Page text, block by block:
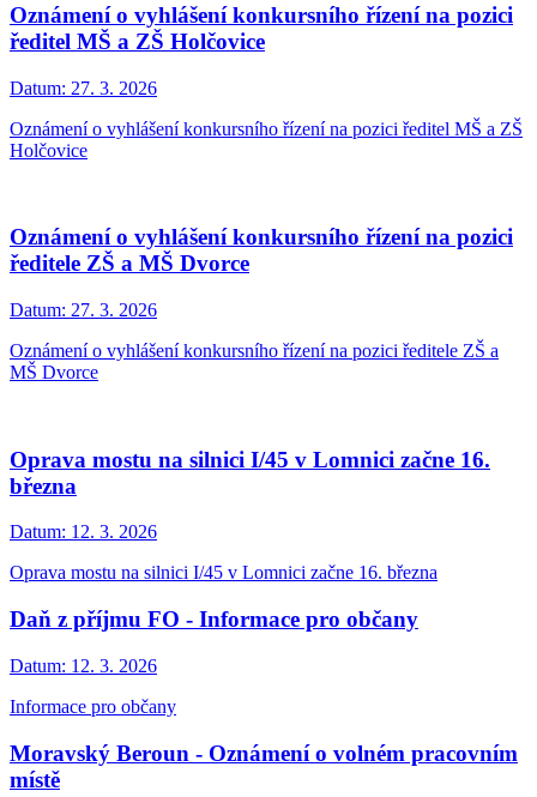
Oznámení o vyhlášení konkursního řízení na pozici
ředitel MŠ a ZŠ Holčovice
Datum: 27. 3. 2026
Oznámení o vyhlášení konkursního řízení na pozici ředitel MŠ a ZŠ
Holčovice
Oznámení o vyhlášení konkursního řízení na pozici
ředitele ZŠ a MŠ Dvorce
Datum: 27. 3. 2026
Oznámení o vyhlášení konkursního řízení na pozici ředitele ZŠ a
MŠ Dvorce
Oprava mostu na silnici I/45 v Lomnici začne 16.
března
Datum: 12. 3. 2026
Oprava mostu na silnici I/45 v Lomnici začne 16. března
Daň z příjmu FO - Informace pro občany
Datum: 12. 3. 2026
Informace pro občany
Moravský Beroun - Oznámení o volném pracovním
místě